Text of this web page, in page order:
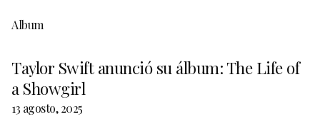
Album
Taylor Swift anunció su álbum: The Life of
a Showgirl
13 agosto, 2025